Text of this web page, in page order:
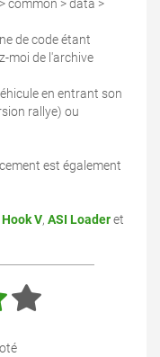
common > data >
de code étant
moi de l'archive
en entrant son
rallye) ou
est également
V, ASI Loaderet